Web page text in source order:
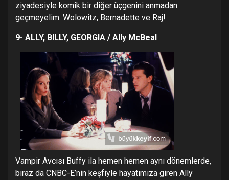
ziyadesiyle komik bir diğer üçgenini anmadan
geçmeyelim: Wolowitz, Bernadette ve Raj!
9- ALLY, BILLY, GEORGIA / Ally McBeal
Vampir Avcısı Buffy ila hemen hemen aynı dönemlerde,
biraz da CNBC-E’nin keşfiyle hayatımıza giren Ally